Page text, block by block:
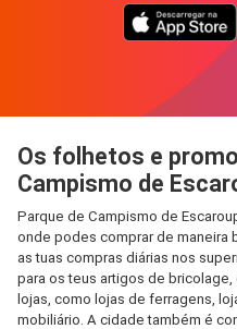
Os folhetos e
Campismo de
Parque de Campismo de
onde podes comprar de maneira
as tuas compras diárias nos
para os teus artigos de
lojas, como lojas de ferragens,
mobiliário. A cidade também é